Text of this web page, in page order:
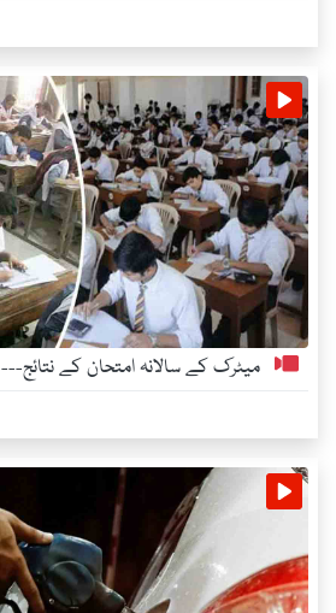
میٹرک کے سالانہ امتحان کے نتائج---